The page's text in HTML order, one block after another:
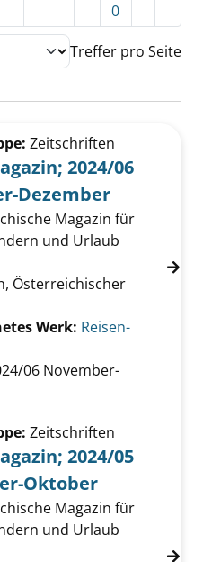
0
Treffer pro Seite
von Reisen-Magazin;
Zeitschriften
2024/06
Dezember
Magazin für
und Urlaub
Verfasser
Österreichischer
Werk: Reisen-
06 November-
von Reisen-Magazin;
Zeitschriften
2024/05
Oktober
Magazin für
und Urlaub
Verfasser